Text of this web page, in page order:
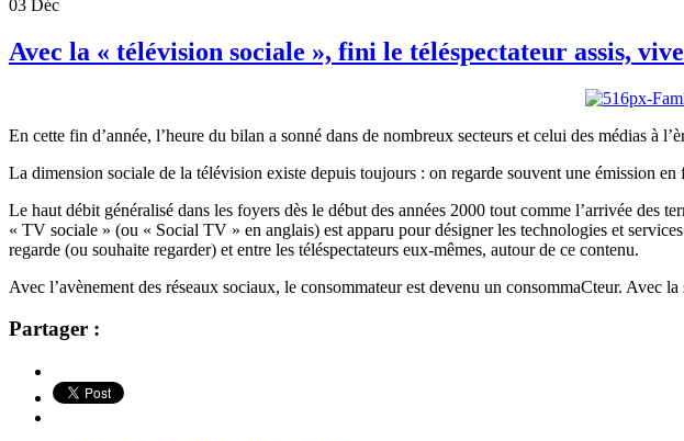
03 Déc
Avec la « télévision sociale », fini le téléspectateur assis,
En cette fin d’année, l’heure du bilan a sonné dans de nombreux secteurs et celui des médias à
La dimension sociale de la télévision existe depuis toujours : on regarde souvent une émission
Le haut débit généralisé dans les foyers dès le début des années 2000 tout comme l’arrivée
« TV sociale » (ou « Social TV » en anglais) est apparu pour désigner les technologies et
regarde (ou souhaite regarder) et entre les téléspectateurs eux-mêmes, autour de ce contenu.
Avec l’avènement des réseaux sociaux, le consommateur est devenu un consommaCteur. Avec
Partager :